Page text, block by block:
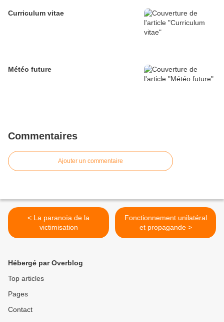
Curriculum vitae
Météo future
Commentaires
Ajouter un commentaire
< La paranoïa de la
victimisation
Fonctionnement unilatéral
et propagande >
Hébergé par Overblog
Top articles
Pages
Contact